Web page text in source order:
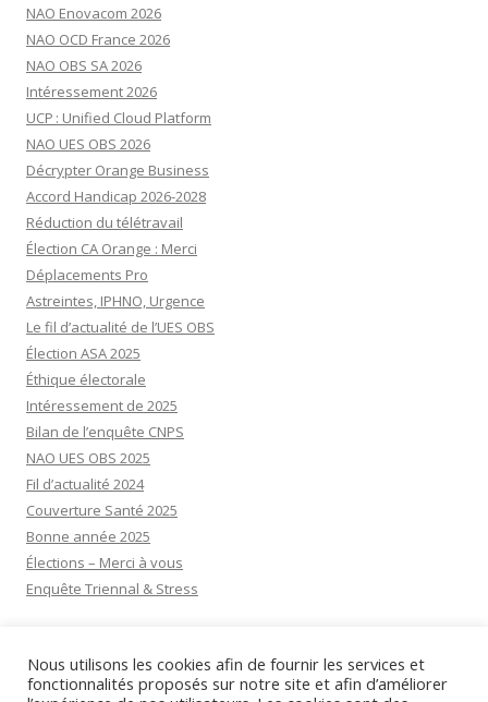
NAO Enovacom 2026
NAO OCD France 2026
NAO OBS SA 2026
Intéressement 2026
UCP : Unified Cloud Platform
NAO UES OBS 2026
Décrypter Orange Business
Accord Handicap 2026-2028
Réduction du télétravail
Élection CA Orange : Merci
Déplacements Pro
Astreintes, IPHNO, Urgence
Le fil d’actualité de l’UES OBS
Élection ASA 2025
Éthique électorale
Intéressement de 2025
Bilan de l’enquête CNPS
NAO UES OBS 2025
Fil d’actualité 2024
Couverture Santé 2025
Bonne année 2025
Élections – Merci à vous
Enquête Triennal & Stress
Visiteurs d’hier: 20
Nous utilisons les cookies afin de fournir les services et
fonctionnalités proposés sur notre site et afin d’améliorer